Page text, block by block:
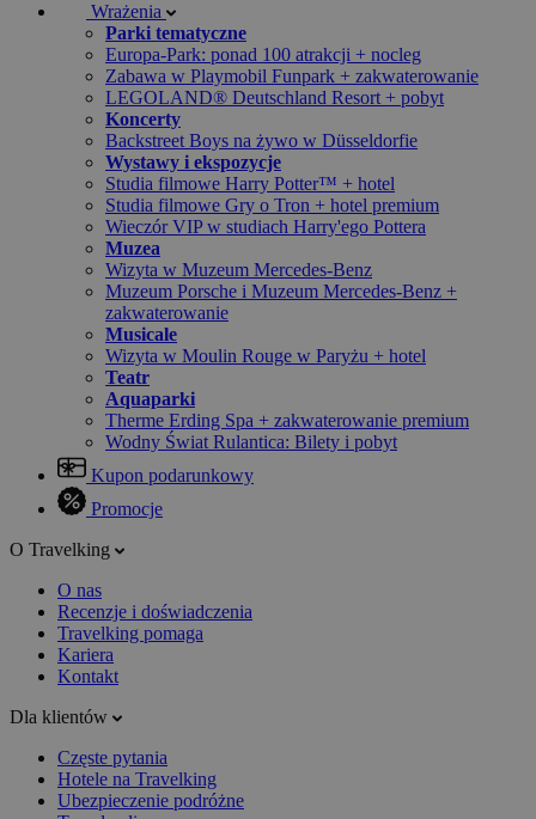
Wrażenia
Parki tematyczne
Europa-Park: ponad 100 atrakcji + nocleg
Zabawa w Playmobil Funpark + zakwaterowanie
LEGOLAND® Deutschland Resort + pobyt
Koncerty
Backstreet Boys na żywo w Düsseldorfie
Wystawy i ekspozycje
Studia filmowe Harry Potter™ + hotel
Studia filmowe Gry o Tron + hotel premium
Wieczór VIP w studiach Harry'ego Pottera
Muzea
Wizyta w Muzeum Mercedes-Benz
Muzeum Porsche i Muzeum Mercedes-Benz +
zakwaterowanie
Musicale
Wizyta w Moulin Rouge w Paryżu + hotel
Teatr
Aquaparki
Therme Erding Spa + zakwaterowanie premium
Wodny Świat Rulantica: Bilety i pobyt
Kupon podarunkowy
Promocje
O Travelking
O nas
Recenzje i doświadczenia
Travelking pomaga
Kariera
Kontakt
Dla klientów
Częste pytania
Hotele na Travelking
Ubezpieczenie podróżne